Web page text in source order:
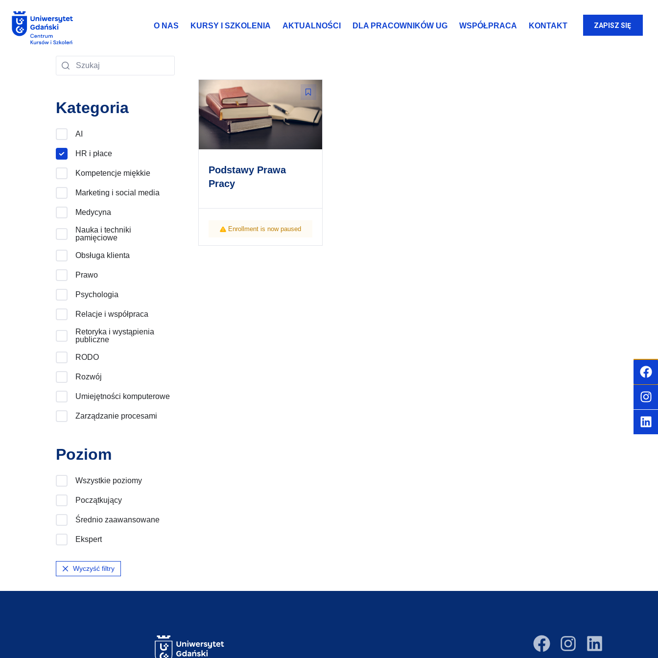
O NAS KURSY I SZKOLENIA AKTUALNOŚCI DLA PRACOWNIKÓW UG WSPÓŁPRACA KONTAKT ZAPISZ SIĘ
Kategoria
AI
HR i płace
Kompetencje miękkie
Marketing i social media
Medycyna
Nauka i techniki
pamięciowe
Obsługa klienta
Prawo
Psychologia
Relacje i współpraca
Retoryka i wystąpienia
publiczne
RODO
Rozwój
Umiejętności komputerowe
Zarządzanie procesami
Poziom
Wszystkie poziomy
Początkujący
Średnio zaawansowane
Ekspert
Wyczyść filtry
Podstawy Prawa
Pracy
Enrollment is now paused